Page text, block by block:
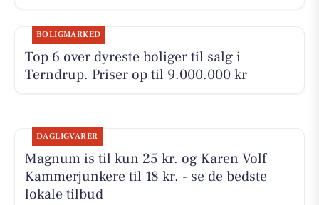
BOLIGMARKED
Top 6 over dyreste boliger til salg i
Terndrup. Priser op til 9.000.000 kr
DAGLIGVARER
Magnum is til kun 25 kr. og Karen Volf
Kammerjunkere til 18 kr. - se de bedste
lokale tilbud